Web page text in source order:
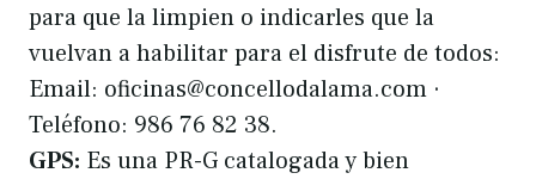
para que la limpien o indicarles que la
vuelvan a habilitar para el disfrute de todos:
Email: oficinas@concellodalama.com ·
Teléfono: 986 76 82 38.
GPS: Es una PR-G catalogada y bien